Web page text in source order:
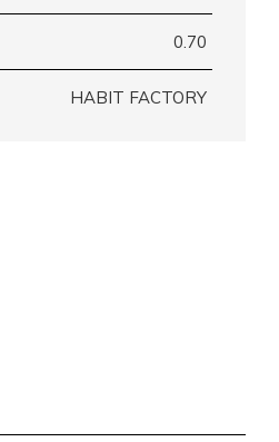
0.70
HABIT FACTORY